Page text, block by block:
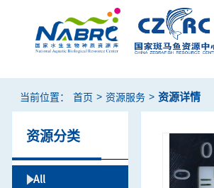
当前位置： 首页 > 资源服务 > 资源详情
资源分类
All